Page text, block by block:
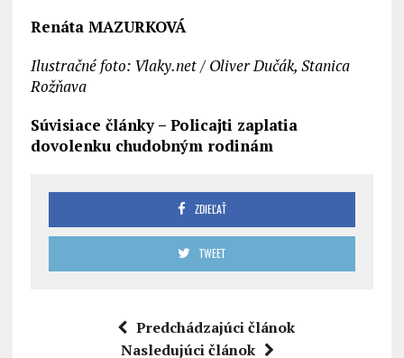
Renáta MAZURKOVÁ
Ilustračné foto: Vlaky.net / Oliver Dučák, Stanica
Rožňava
Súvisiace články – Policajti zaplatia
dovolenku chudobným rodinám
ZDIEĽAŤ
TWEET
Predchádzajúci článok
Nasledujúci článok